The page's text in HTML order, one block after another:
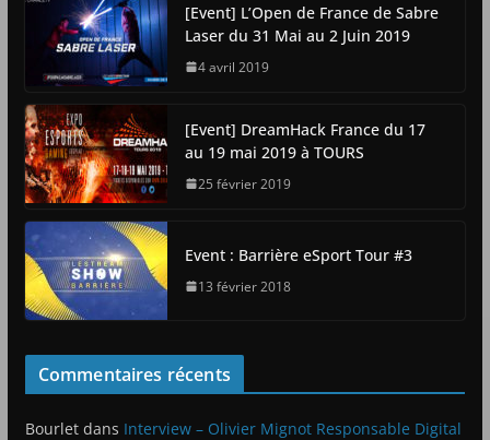
[Event] L’Open de France de Sabre
Laser du 31 Mai au 2 Juin 2019
4 avril 2019
[Event] DreamHack France du 17
au 19 mai 2019 à TOURS
25 février 2019
Event : Barrière eSport Tour #3
13 février 2018
Commentaires récents
Bourletdans Interview – Olivier Mignot Responsable Digital